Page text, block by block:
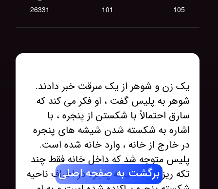
26331 101 105
یک زن و شوهر از یک سرقت خبر دادند.
شوهر به پلیس گفت ، او فکر می کند که
سارق احتمالاً با شکستن از پنجره ، با
اشاره به شکسته شدن شیشه های پنجره
پلیس متوجه شد که داخل خانه فقط چند
تکه ریز ذرات شیشه پنجره در اطراف ناحیه
برگشت به صفحه اصلی